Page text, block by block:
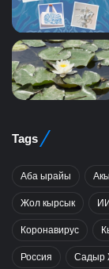
Tags
Аба ырайы
Жол кырсык
Коронавирус
Россия Садыр